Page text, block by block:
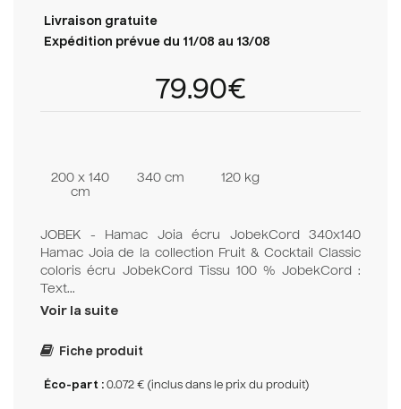
Livraison gratuite
Expédition prévue du 11/08 au 13/08
79.90€
200 x 140
cm
340 cm 120 kg
JOBEK - Hamac Joia écru JobekCord 340x140
Hamac Joia de la collection Fruit & Cocktail Classic
coloris écru JobekCord Tissu 100 % JobekCord :
Text...
Voir la suite
Fiche produit
Éco-part : 0.072 € (inclus dans le prix du produit)